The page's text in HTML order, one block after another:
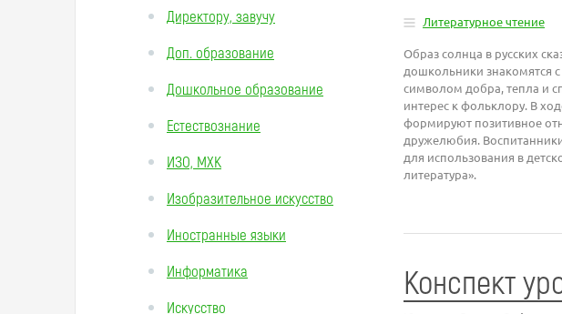
Директору, завучу
Доп. образование
Дошкольное образование
Естествознание
ИЗО, МХК
Изобразительное искусство
Иностранные языки
Информатика
Искусство
Литературное чтение
Образ солнца в русских
дошкольники знакомятся
символом добра, тепла и
интерес к фольклору. В
формируют позитивное
дружелюбия.
для использования в
литература».
Конспект